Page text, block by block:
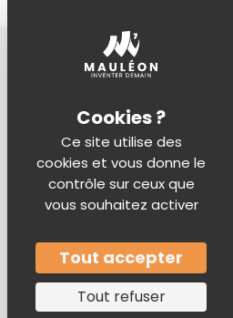
Ce site utilise des
cookies et vous donne le
contrôle sur ceux que
vous souhaitez activer
Tout accepter
Tout refuser